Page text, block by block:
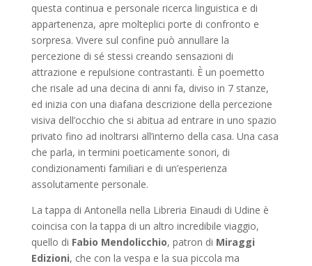
questa continua e personale ricerca linguistica e di
appartenenza, apre molteplici porte di confronto e
sorpresa. Vivere sul confine può annullare la
percezione di sé stessi creando sensazioni di
attrazione e repulsione contrastanti. È un poemetto
che risale ad una decina di anni fa, diviso in 7 stanze,
ed inizia con una diafana descrizione della percezione
visiva dell’occhio che si abitua ad entrare in uno spazio
privato fino ad inoltrarsi all’interno della casa. Una casa
che parla, in termini poeticamente sonori, di
condizionamenti familiari e di un’esperienza
assolutamente personale.
La tappa di Antonella nella Libreria Einaudi di Udine è
coincisa con la tappa di un altro incredibile viaggio,
quello di Fabio Mendolicchio, patron di Miraggi
Edizioni, che con la vespa e la sua piccola ma